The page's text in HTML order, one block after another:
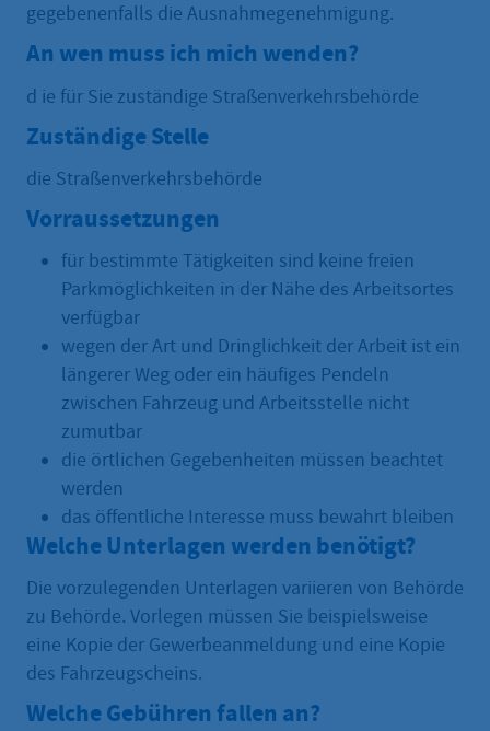
gegebenenfalls die Ausnahmegenehmigung.
An wen muss ich mich wenden?
d ie für Sie zuständige Straßenverkehrsbehörde
Zuständige Stelle
die Straßenverkehrsbehörde
Vorraussetzungen
für bestimmte Tätigkeiten sind keine freien
Parkmöglichkeiten in der Nähe des Arbeitsortes
verfügbar
wegen der Art und Dringlichkeit der Arbeit ist ein
längerer Weg oder ein häufiges Pendeln
zwischen Fahrzeug und Arbeitsstelle nicht
zumutbar
die örtlichen Gegebenheiten müssen beachtet
werden
das öffentliche Interesse muss bewahrt bleiben
Welche Unterlagen werden benötigt?
Die vorzulegenden Unterlagen variieren von Behörde
zu Behörde. Vorlegen müssen Sie beispielsweise
eine Kopie der Gewerbeanmeldung und eine Kopie
des Fahrzeugscheins.
Welche Gebühren fallen an?